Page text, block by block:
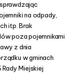
na odpady,
itp. Brak
poza pojemnikami
z dnia
w gminach
Miejskiej